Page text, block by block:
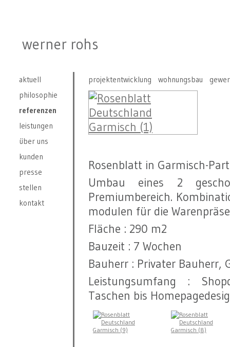
werner rohs
aktuell
philosophie
referenzen
leistungen
über uns
kunden
presse
stellen
kontakt
projektentwicklung wohnungsbau
Rosenblatt in Garmisch-
Umbau eines 2
Premiumbereich.
modulen für die
Fläche : 290 m2
Bauzeit : 7 Wochen
Bauherr : Privater Bauherr,
Leistungsumfang :
Taschen bis